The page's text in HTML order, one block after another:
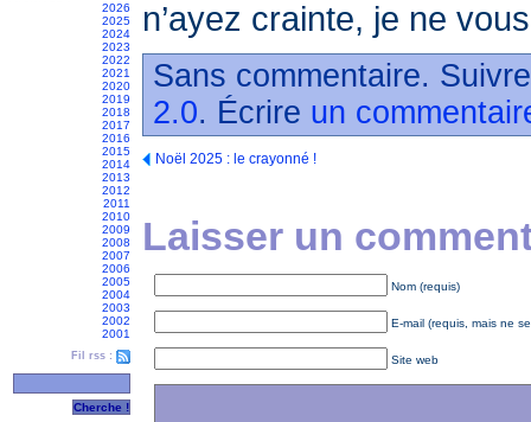
2026
2025
2024
2023
2022
2021
2020
2019
2018
2017
2016
2015
2014
2013
2012
2011
2010
2009
2008
2007
2006
2005
2004
2003
2002
2001
Fil rss :
n’ayez crainte, je ne
Sans commentaire.
2.0. Écrire un
Noël 2025 : le crayonné !
Laisser un
Nom (requis)
E-mail (requis, mais ne
Site web